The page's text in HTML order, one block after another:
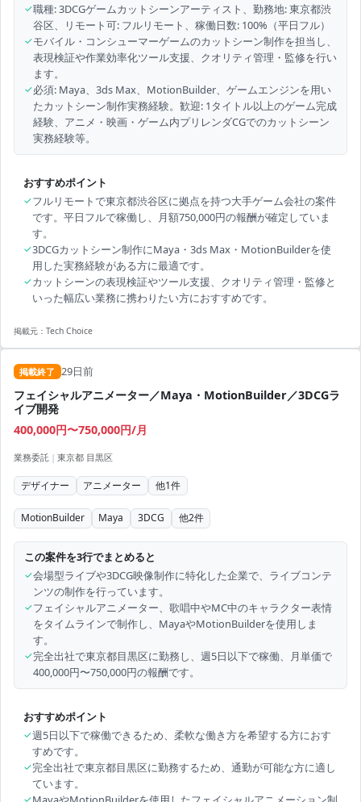
✓職種: 3DCGゲームカットシーンアーティスト、勤務地: 東京都渋
谷区、リモート可: フルリモート、稼働日数: 100%（平日フル）
✓モバイル・コンシューマーゲームのカットシーン制作を担当し、
表現検証や作業効率化ツール支援、クオリティ管理・監修を行い
ます。
✓必須: Maya、3ds Max、MotionBuilder、ゲームエンジンを用い
たカットシーン制作実務経験。歓迎: 1タイトル以上のゲーム完成
経験、アニメ・映画・ゲーム内プリレンダCGでのカットシーン
実務経験等。
おすすめポイント
✓フルリモートで東京都渋谷区に拠点を持つ大手ゲーム会社の案件
です。平日フルで稼働し、月額750,000円の報酬が確定していま
す。
✓3DCGカットシーン制作にMaya・3ds Max・MotionBuilderを使
用した実務経験がある方に最適です。
✓カットシーンの表現検証やツール支援、クオリティ管理・監修と
いった幅広い業務に携わりたい方におすすめです。
掲載元： Tech Choice
掲載終了 29日前
フェイシャルアニメーター／Maya・MotionBuilder／3DCGラ
イブ開発
400,000円〜750,000円/月
業務委託 | 東京都 目黒区
デザイナー アニメーター 他1件
MotionBuilder Maya 3DCG 他2件
この案件を3行でまとめると
✓会場型ライブや3DCG映像制作に特化した企業で、ライブコンテ
ンツの制作を行っています。
✓フェイシャルアニメーター、歌唱中やMC中のキャラクター表情
をタイムラインで制作し、MayaやMotionBuilderを使用しま
す。
✓完全出社で東京都目黒区に勤務し、週5日以下で稼働、月単価で
400,000円〜750,000円の報酬です。
おすすめポイント
✓週5日以下で稼働できるため、柔軟な働き方を希望する方におす
すめです。
✓完全出社で東京都目黒区に勤務するため、通勤が可能な方に適し
ています。
✓